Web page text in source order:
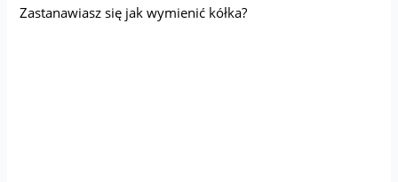
Zastanawiasz się jak wymienić kółka?